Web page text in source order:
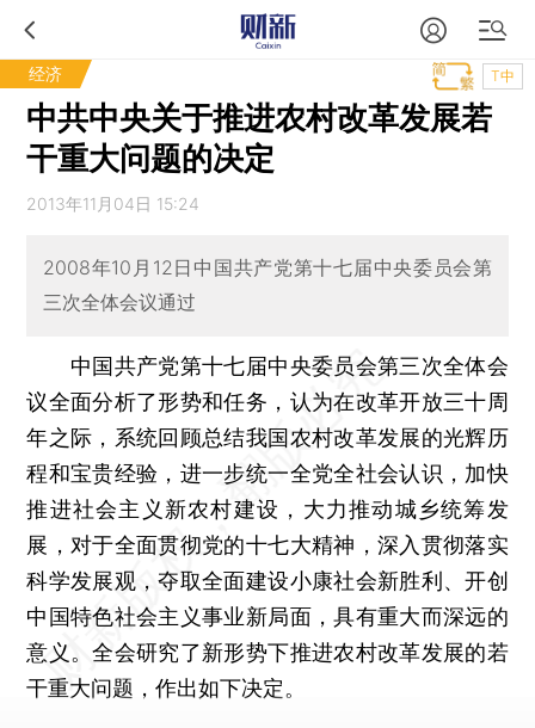
经济 T中
中共中央关于推进农村改革发展若
干重大问题的决定
2013年11月04日 15:24
2008年10月12日中国共产党第十七届中央委员会第
三次全体会议通过
中国共产党第十七届中央委员会第三次全体会
议全面分析了形势和任务，认为在改革开放三十周
年之际，系统回顾总结我国农村改革发展的光辉历
程和宝贵经验，进一步统一全党全社会认识，加快
推进社会主义新农村建设，大力推动城乡统筹发
展，对于全面贯彻党的十七大精神，深入贯彻落实
科学发展观，夺取全面建设小康社会新胜利、开创
中国特色社会主义事业新局面，具有重大而深远的
意义。全会研究了新形势下推进农村改革发展的若
干重大问题，作出如下决定。